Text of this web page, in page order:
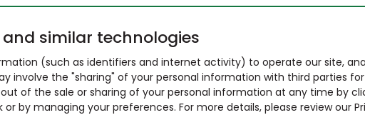
and similar technologies
(such as identifiers and internet activity) to operate our site,
involve the "sharing" of your personal information with third parties
of the sale or sharing of your personal information at any time by
or by managing your preferences. For more details, please review our